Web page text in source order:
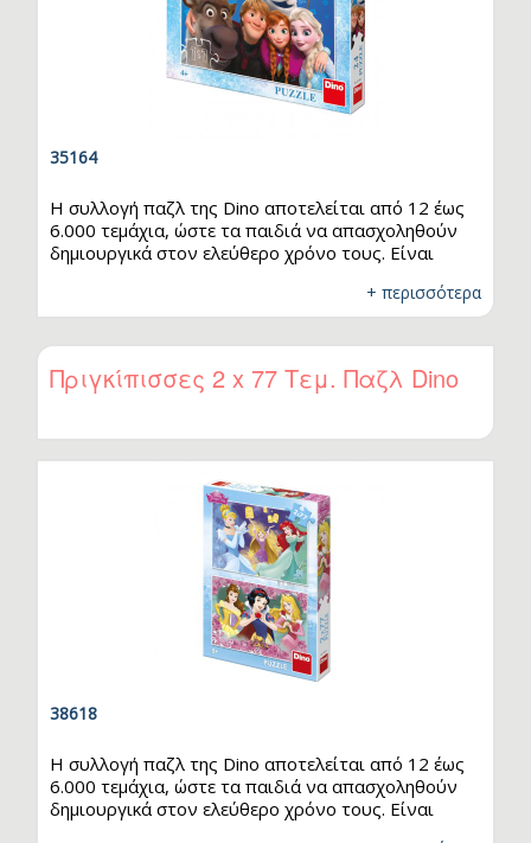
35164
Η συλλογή παζλ της Dino αποτελείται από 12 έως
6.000 τεμάχια, ώστε τα παιδιά να απασχοληθούν
δημιουργικά στον ελεύθερο χρόνο τους. Είναι
χεριών και ματιών, την αναγνώριση σχημάτων και
τις κινητικές τους ικανότητες. Τα παζλ βελτιώνουν
την παρατηρητικότητα και τις μνημονικές
ικανότητες παιδιών και ενηλίκων, ενώ ο βαθμός
δυσκολίας μπορεί να αυξηθεί ανάλογα με τον
παζλ. Κατασκευάζονται από καλής ποιότητας
χοντρό…
+ περισσότερα
Πριγκίπισσες 2 x 77 Τεμ. Παζλ Dino
38618
Η συλλογή παζλ της Dino αποτελείται από 12 έως
6.000 τεμάχια, ώστε τα παιδιά να απασχοληθούν
δημιουργικά στον ελεύθερο χρόνο τους. Είναι